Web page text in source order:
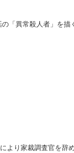
「異常殺人者」を描
より家裁調査官を辞